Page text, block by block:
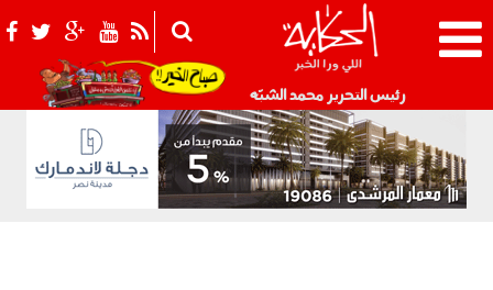
رئيس التحرير محمد الشبّه 021_2.png